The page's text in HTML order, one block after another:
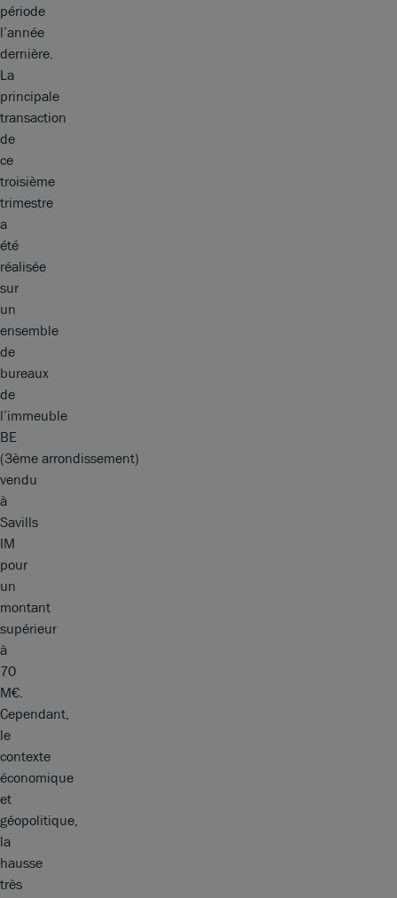
période
l’année
dernière.
La
principale
transaction
de
ce
troisième
trimestre
a
été
réalisée
sur
un
ensemble
de
bureaux
de
l’immeuble
BE
(3ème arrondissement)
vendu
à
Savills
IM
pour
un
montant
supérieur
à
70
M€.
Cependant,
le
contexte
économique
et
géopolitique,
la
hausse
très